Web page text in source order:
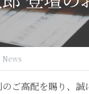
News
ご高配を賜り、誠